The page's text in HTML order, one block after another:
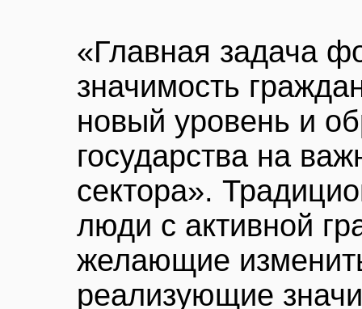
«Главная задача
значимость
новый уровень и
государства на
сектора».
люди с активной
желающие
реализующие